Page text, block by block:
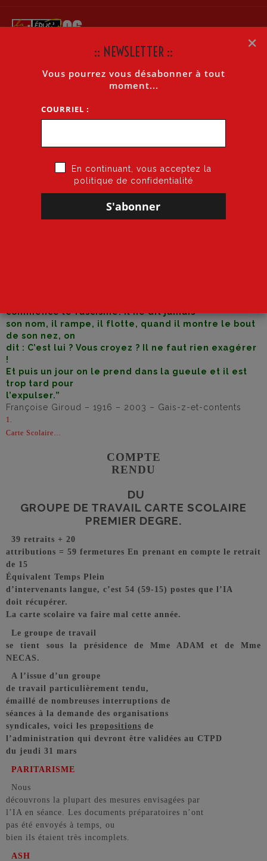
LA LETTRE INTERNET N°342 DU 28 MARS 2011
Accueil»La lettre Internet n°342 du 28 mars 2011
commence lefascisme. Il ne dit jamais
son nom, il rampe, il flotte, quand il montre le bout
de son nez, on
dit : C’est lui ? Vous croyez ? Il ne faut rien exagérer
!
Et puis un jour on le prend dans la gueule et il est
trop tard pour
l’expulser.”
Françoise Giroud – 1916 – 2003 – Gais-z-et-contents
1.
Carte Scolaire…
COMPTE
RENDU
DU
GROUPE DE TRAVAIL CARTE SCOLAIRE
PREMIER DEGRE.
39 retraits + 20
attributions = 59 fermetures En prenant en compte le retrait
de 15
Équivalent Temps Plein
d’intervenants langue, c’est 54 (59-15) postes que l’IA
doit récupérer.
La carte scolaire va faire mal cette année.
Le groupe de travail
se tient sous la présidence de Mme ADAM et de Mme
NECAS.
A l’issue d’un groupe
de travail particulièrement tendu,
émaillé de nombreuses interruptions de
séances à la demande des organisations
syndicales, voici les propositions de
l’administration qui devront être validées au CTPD
du jeudi 31 mars
PARITARISME
Nous
découvrons la plupart des mesures envisagées par
l’IA en séance. Les documents préparatoires n’ont
pas été envoyés à temps, ou
bien ils étaient très incomplets.
ASH
×
:: NEWSLETTER ::
Vous pourrez vous désabonner à tout
moment...
COURRIEL :
En continuant, vous acceptez la
politique de confidentialité